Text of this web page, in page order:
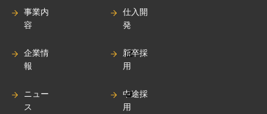
事業内
容
企業情
報
ニュー
ス
仕入開
発
新卒採
用
中途採
用